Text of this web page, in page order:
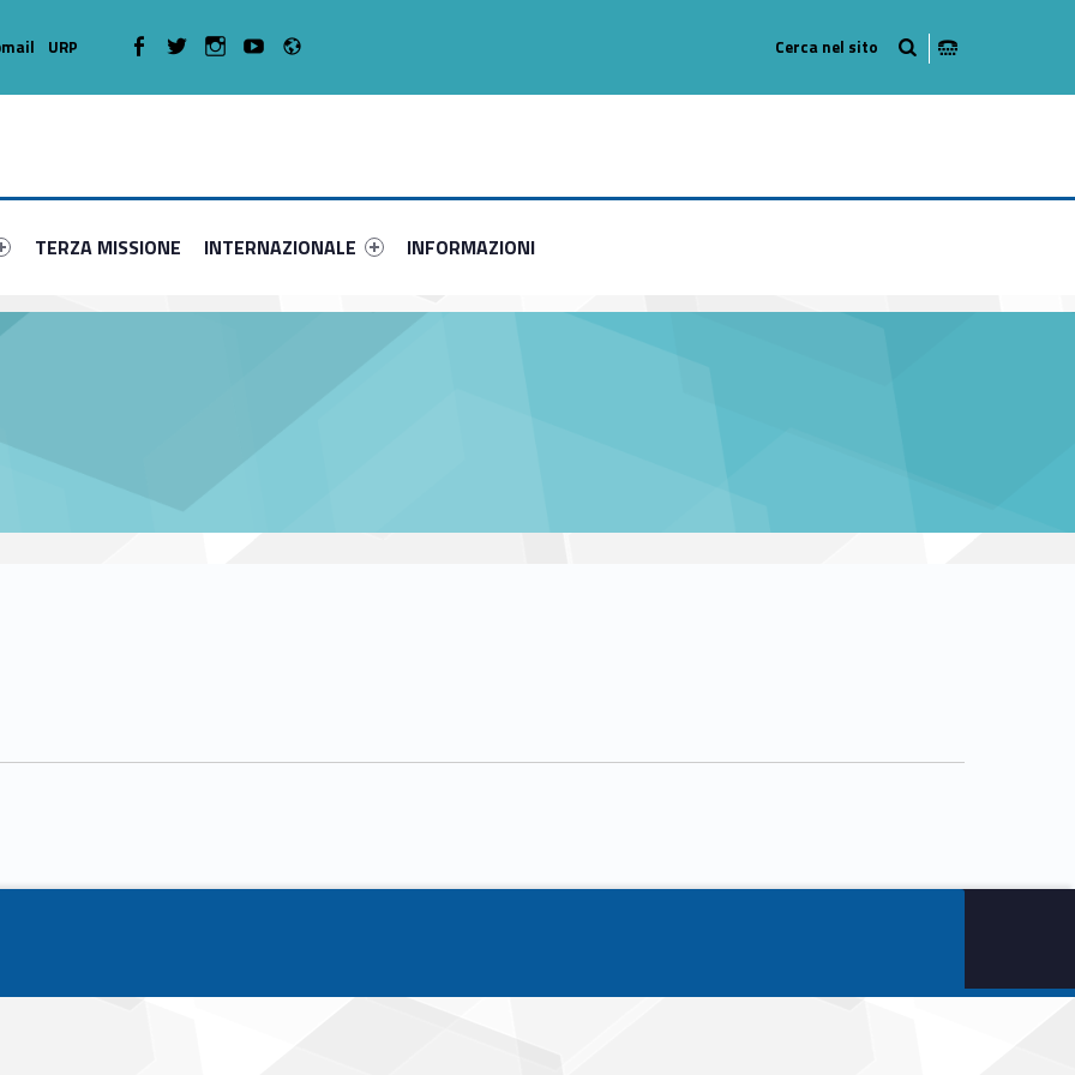
66248-3
#link-menu-primary-41259-8
Link identifier #link-menu-primary-57358-12
TERZA MISSIONE
Link identifier #link-menu-primary-15582-13
INTERNAZIONALE
Link identifier #link-menu-primary-53262-17
INFORMAZIONI
URP WebMan on Facebook
WebMan on TwitterWebMan on Instagram
WebMan on Youtube